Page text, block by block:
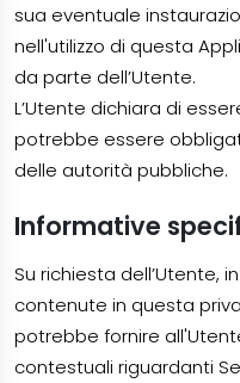
sua eventuale
nell'utilizzo di questa
da parte dell’Utente.
L’Utente dichiara di
potrebbe essere
delle autorità pubbliche.
Informative
Su richiesta dell’Utente,
contenute in questa
potrebbe fornire
contestuali riguardanti